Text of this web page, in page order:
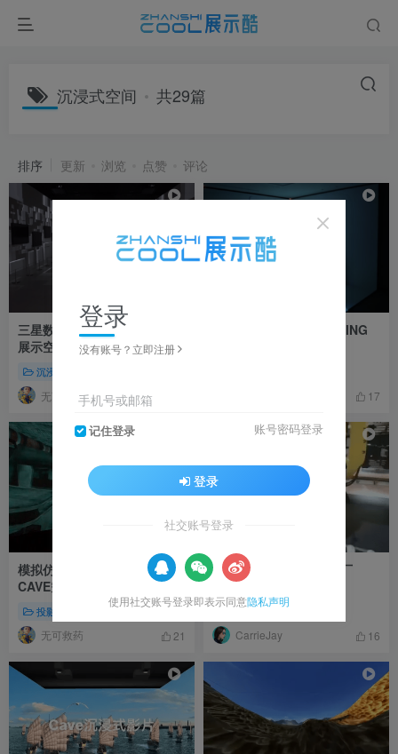
沉浸式空间 共29篇
排序 更新 浏览 点赞 评论
三星数字画廊 沉浸式电视产品
展示空间
沉浸空间
无可救药
华为智慧家庭 3D MAPPING
17
模拟仿真 裸眼3D 洞穴勘探
CAVE空间
投影互动 显示形式 沉浸空间
无可救药 21
智能制造 沉浸式智慧工厂
CAVE空间
显示形式
CarrieJay 16
登录
没有账号？立即注册
手机号或邮箱
记住登录 账号密码登录
登录
社交账号登录
使用社交账号登录即表示同意隐私声明